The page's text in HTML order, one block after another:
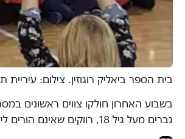
בית הספר ביאליק רוגוזין. צילום: עיריית
בשבוע האחרון חולקו צווים ראשונים
גברים מעל גיל 18, רווקים שאינם הורים לילדים ולא הגישו בקשות מקלט.